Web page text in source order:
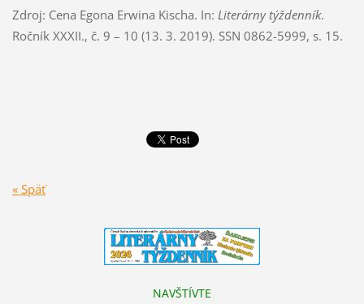
Zdroj: Cena Egona Erwina Kischa. In: Literárny týždenník.
Ročník XXXII., č. 9 – 10 (13. 3. 2019). SSN 0862-5999, s. 15.
« Späť
NAVŠTÍVTE